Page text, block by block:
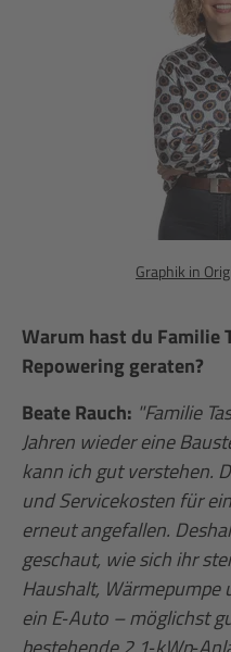
Graphik in
Warum hast du Familie
Repowering geraten?
Beate Rauch: "Familie
Jahren wieder eine
kann ich gut verstehen.
und Servicekosten für
erneut angefallen.
geschaut, wie sich ihr
Haushalt,
ein E‑Auto – möglichst